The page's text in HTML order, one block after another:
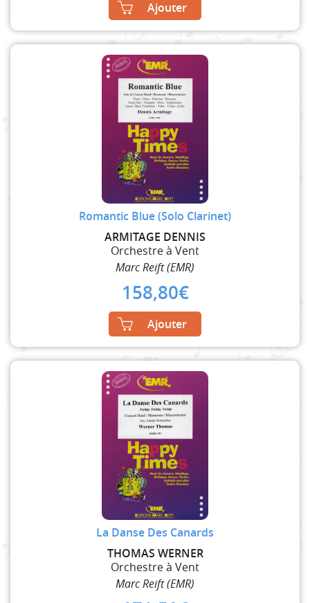
Ajouter
Romantic Blue (Solo Clarinet)
ARMITAGE DENNIS
Orchestre à Vent
Marc Reift (EMR)
158,80€
Ajouter
La Danse Des Canards
THOMAS WERNER
Orchestre à Vent
Marc Reift (EMR)